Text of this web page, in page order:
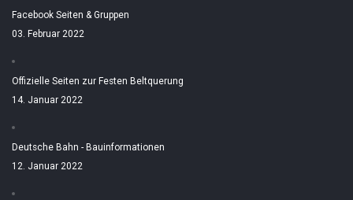
Facebook Seiten & Gruppen
03. Februar 2022
Offizielle Seiten zur Festen Beltquerung
14. Januar 2022
Deutsche Bahn - Bauinformationen
12. Januar 2022